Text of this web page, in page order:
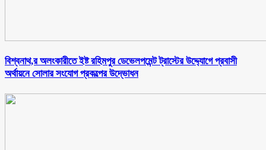
বিশ্বনাথ,র অলংকারীতে ইষ্ট রহিমপুর ডেভেলপমেন্ট ট্রাস্টের উদ্দ্যোগে প্রবাসী
অর্থায়নে সোলার সংযোগ প্রকল্পের উদ্ভোধন